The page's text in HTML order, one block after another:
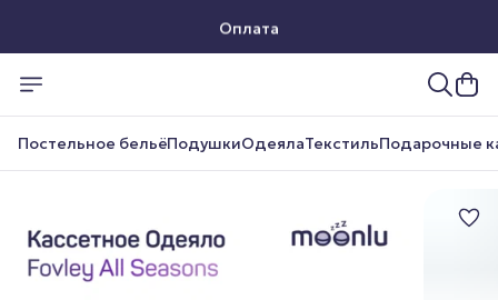
Оплата
Постельное бельёПодушкиОдеялаТекстильПодарочные